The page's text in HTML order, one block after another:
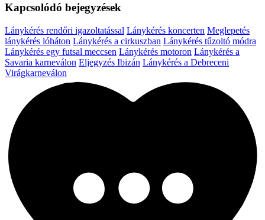
Kapcsolódó bejegyzések
Lánykérés rendőri igazoltatással Lánykérés koncerten Meglepetés
lánykérés lóháton Lánykérés a cirkuszban Lánykérés tűzoltó módra
Lánykérés egy futsal meccsen Lánykérés motoron Lánykérés a
Savaria karneválon Eljegyzés Ibizán Lánykérés a Debreceni
Virágkarneválon